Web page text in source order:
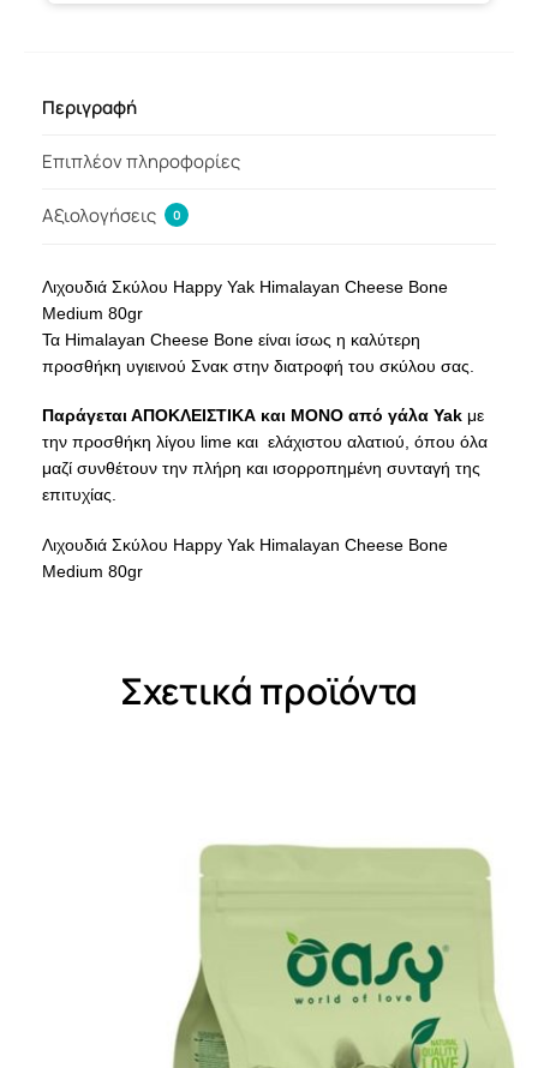
Περιγραφή
Επιπλέον πληροφορίες
Αξιολογήσεις 0
Λιχουδιά Σκύλου Happy Yak Himalayan Cheese Bone
Medium 80gr
Τα Himalayan Cheese Bone είναι ίσως η καλύτερη
προσθήκη υγιεινού Σνακ στην διατροφή του σκύλου σας.
Παράγεται ΑΠΟΚΛΕΙΣΤΙΚΑ και ΜΟΝΟ από γάλα Yak με
την προσθήκη λίγου lime και ελάχιστου αλατιού, όπου όλα
μαζί συνθέτουν την πλήρη και ισορροπημένη συνταγή της
επιτυχίας.
Λιχουδιά Σκύλου Happy Yak Himalayan Cheese Bone
Medium 80gr
Σχετικά προϊόντα